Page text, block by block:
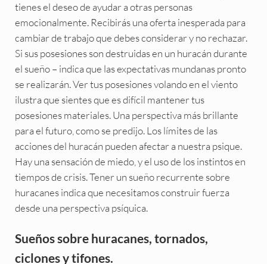
tienes el deseo de ayudar a otras personas
emocionalmente. Recibirás una oferta inesperada para
cambiar de trabajo que debes considerar y no rechazar.
Si sus posesiones son destruidas en un huracán durante
el sueño – indica que las expectativas mundanas pronto
se realizarán. Ver tus posesiones volando en el viento
ilustra que sientes que es difícil mantener tus
posesiones materiales. Una perspectiva más brillante
para el futuro, como se predijo. Los límites de las
acciones del huracán pueden afectar a nuestra psique.
Hay una sensación de miedo, y el uso de los instintos en
tiempos de crisis. Tener un sueño recurrente sobre
huracanes indica que necesitamos construir fuerza
desde una perspectiva psíquica.
Sueños sobre huracanes, tornados,
ciclones y tifones.